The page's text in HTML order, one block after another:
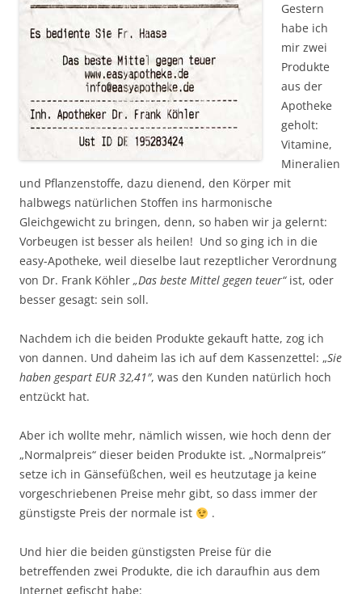
Gestern
habe ich
mir zwei
Produkte
aus der
Apotheke
geholt:
Vitamine,
Mineralien
und Pflanzenstoffe, dazu dienend, den Körper mit
halbwegs natürlichen Stoffen ins harmonische
Gleichgewicht zu bringen, denn, so haben wir ja gelernt:
Vorbeugen ist besser als heilen! Und so ging ich in die
easy-Apotheke, weil dieselbe laut rezeptlicher Verordnung
von Dr. Frank Köhler „Das beste Mittel gegen teuer“ist, oder
besser gesagt: sein soll.
Nachdem ich die beiden Produkte gekauft hatte, zog ich
von dannen. Und daheim las ich auf dem Kassenzettel: „Sie
haben gespart EUR 32,41″, was den Kunden natürlich hoch
entzückt hat.
Aber ich wollte mehr, nämlich wissen, wie hoch denn der
„Normalpreis“ dieser beiden Produkte ist. „Normalpreis“
setze ich in Gänsefüßchen, weil es heutzutage ja keine
vorgeschriebenen Preise mehr gibt, so dass immer der
günstigste Preis der normale ist
.
Und hier die beiden günstigsten Preise für die
betreffenden zwei Produkte, die ich daraufhin aus dem
Internet gefischt habe: